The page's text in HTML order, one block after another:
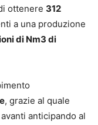
ottenere 312
a una produzione
di Nm3 di
, grazie al quale
anticipando al